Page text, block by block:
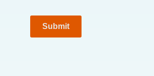
Submit